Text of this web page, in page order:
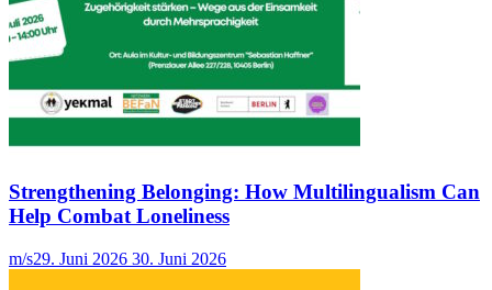
Strengthening Belonging: How Multilingualism Can
Help Combat Loneliness
m/s29. Juni 2026 30. Juni 2026